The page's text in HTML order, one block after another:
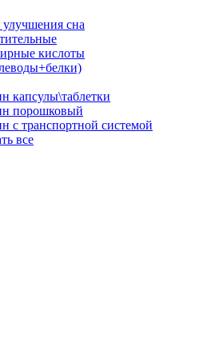
сна
кислоты
капсулы\таблетки
порошковый
с транспортной системой
все